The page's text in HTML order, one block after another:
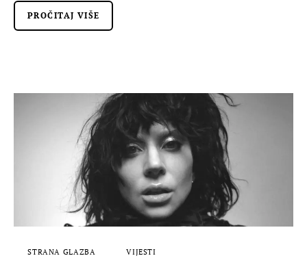
PROČITAJ VIŠE
STRANA GLAZBA VIJESTI